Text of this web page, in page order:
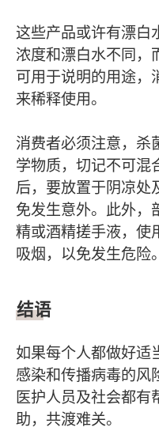
这些产品或许有漂白
浓度和漂白水不同，
可用于说明的用途，
来稀释使用。
消费者必须注意，杀
学物质，切记不可混
后，要放置于阴凉处
免发生意外。此外，
精或酒精搓手液，使
吸烟，以免发生危险。
结语
如果每个人都做好适
感染和传播病毒的风
医护人员及社会都有
助，共渡难关。